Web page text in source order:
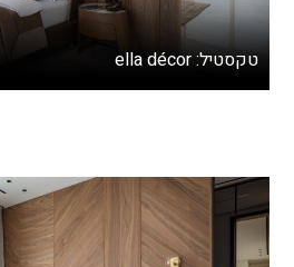
טקסטיל: ella décor